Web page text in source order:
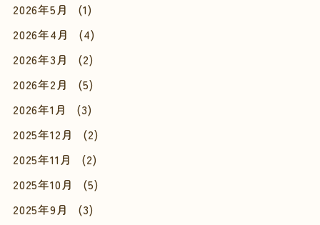
2026年5月
(1)
2026年4月
(4)
2026年3月
(2)
2026年2月
(5)
2026年1月
(3)
2025年12月
(2)
2025年11月
(2)
2025年10月
(5)
2025年9月
(3)